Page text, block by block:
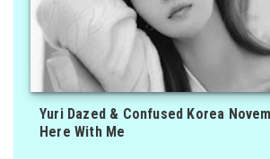
Yuri Dazed & Confused Korea
Here With Me